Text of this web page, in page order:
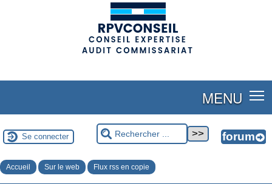
MENU
Se connecter
Accueil Sur le web Flux rss en copie